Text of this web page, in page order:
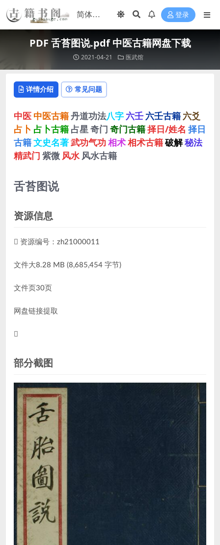
登录
PDF 舌苔图说.pdf 中医古籍网盘下载
2021-04-21 医武馆
详情介绍 常见问题
中医 中医古籍丹道功法八字 六壬 六壬古籍 六爻
占卜 占卜古籍 占星 奇门 奇门古籍择日/姓名 择日
古籍文史名著武功气功 相术相术古籍破解秘法
精武门 紫微 风水 风水古籍
舌苔图说
资源信息
资源编号：zh21000011
文件大8.28 MB (8,685,454 字节)
文件页30页
网盘链接提取
部分截图